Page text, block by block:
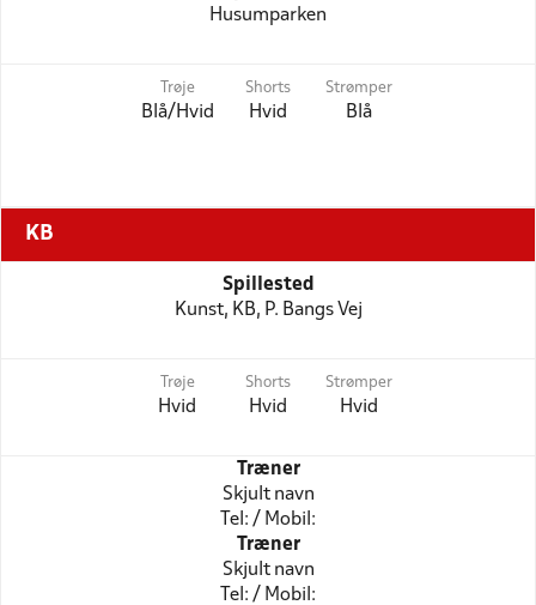
Husumparken
Trøje
Blå/Hvid
Shorts
Hvid
Strømper
Blå
KB
Spillested
Kunst, KB, P. Bangs Vej
Trøje
Hvid
Shorts
Hvid
Strømper
Hvid
Træner
Skjult navn
Tel: / Mobil:
Træner
Skjult navn
Tel: / Mobil: